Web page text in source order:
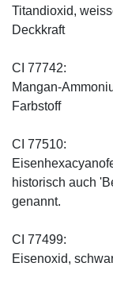
Titandioxid,
Deckkraft
CI 77742:
Mangan-
Farbstoff
CI 77510:
historisch auch
genannt.
CI 77499:
Eisenoxid,